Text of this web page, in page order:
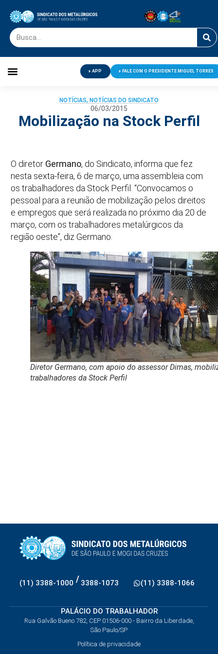
APP FALE COM O PRESIDENTE MIGUEL TORRES
NOTÍCIAS, NOTÍCIAS DO SINDICATO
06/03/2015
Mobilização na Stock Perfil
O diretor Germano, do Sindicato, informa que fez
nesta sexta-feira, 6 de março, uma assembleia com
os trabalhadores da Stock Perfil. “Convocamos o
pessoal para a reunião de mobilização pelos direitos
e empregos que será realizada no próximo dia 20 de
março, com os trabalhadores metalúrgicos da
região oeste”, diz Germano.
Diretor Germano, com apoio do assessor Dimas,
trabalhadores da Stock Perfil
(11) 3388-1000 / 3388-1073 (11) 3388-1066
PALÁCIO DO TRABALHADOR
Rua Galvão Bueno 782, CEP 01506-000 - Bairro da Liberdade,
São Paulo/SP
Política de privacidade